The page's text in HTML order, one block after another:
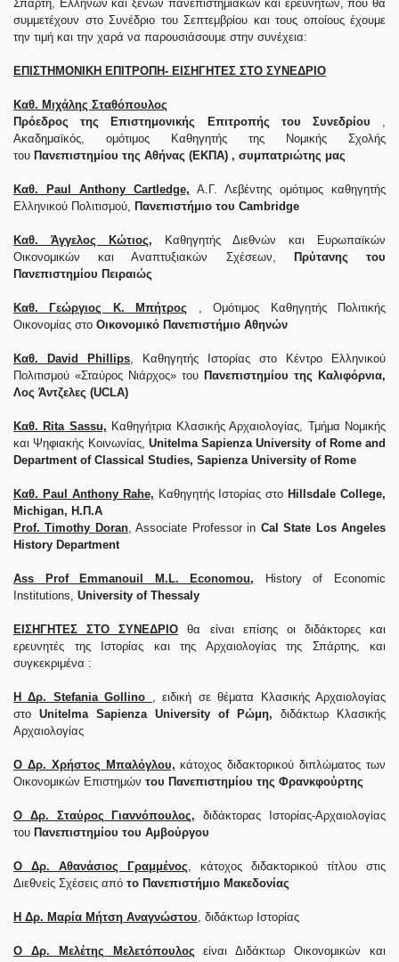
Σπάρτη, Ελλήνων και ξένων πανεπιστημιακών και ερευνητών, που θα
συμμετέχουν στο Συνέδριο του Σεπτεμβρίου και τους οποίους έχουμε
την τιμή και την χαρά να παρουσιάσουμε στην συνέχεια:
ΕΠΙΣΤΗΜΟΝΙΚΗ ΕΠΙΤΡΟΠΗ- ΕΙΣΗΓΗΤΕΣ ΣΤΟ ΣΥΝΕΔΡΙΟ
Καθ. Μιχάλης Σταθόπουλος
Πρόεδρος της Επιστημονικής Επιτροπής του Συνεδρίου ,
Ακαδημαϊκός, ομότιμος Καθηγητής της Νομικής Σχολής
του Πανεπιστημίου της Αθήνας (ΕΚΠΑ) , συμπατριώτης μας
Καθ. Paul Anthony Cartledge, Α.Γ. Λεβέντης ομότιμος καθηγητής
Ελληνικού Πολιτισμού, Πανεπιστήμιο του Cambridge
Καθ. Άγγελος Κώτιος, Καθηγητής Διεθνών και Ευρωπαϊκών
Οικονομικών και Αναπτυξιακών Σχέσεων,
Πρύτανης του
Πανεπιστημίου Πειραιώς
Καθ. Γεώργιος Κ. Μπήτρος , Ομότιμος Καθηγητής Πολιτικής
Οικονομίας στο Οικονομικό Πανεπιστήμιο Αθηνών
Καθ. David Phillips, Καθηγητής Ιστορίας στο Κέντρο Ελληνικού
Πολιτισμού «Σταύρος Νιάρχος» του Πανεπιστημίου της Καλιφόρνια,
Λος Άντζελες (UCLA)
Καθ. Rita Sassu, Καθηγήτρια Κλασικής Αρχαιολογίας, Τμήμα Νομικής
και Ψηφιακής Κοινωνίας, Unitelma Sapienza University of Rome and
Department of Classical Studies, Sapienza University of Rome
Καθ. Paul Anthony Rahe, Καθηγητής Ιστορίας στο Hillsdale College,
Michigan, Η.Π.Α
Prof. Timothy Doran, Associate Professor in Cal State Los Angeles
History Department
Ass Prof Emmanouil M.L. Economou, History of Economic
Institutions, University of Thessaly
ΕΙΣΗΓΗΤΕΣ ΣΤΟ ΣΥΝΕΔΡΙΟ θα είναι επίσης οι διδάκτορες και
ερευνητές της Ιστορίας και της Αρχαιολογίας της Σπάρτης, και
συγκεκριμένα :
Η Δρ. Stefania Gollino , ειδική σε θέματα Κλασικής Αρχαιολογίας
στο Unitelma Sapienza University of Ρώμη, διδάκτωρ Κλασικής
Αρχαιολογίας
Ο Δρ. Χρήστος Μπαλόγλου, κάτοχος διδακτορικού διπλώματος των
Οικονομικών Επιστημών του Πανεπιστημίου της Φρανκφούρτης
Ο Δρ. Σταύρος Γιαννόπουλος,
διδάκτορας Ιστορίας-Αρχαιολογίας
του Πανεπιστημίου του Αμβούργου
Ο Δρ. Αθανάσιος Γραμμένος, κάτοχος διδακτορικού τίτλου στις
Διεθνείς Σχέσεις από το Πανεπιστήμιο Μακεδονίας
Η Δρ. Μαρία Μήτση Αναγνώστου, διδάκτωρ Ιστορίας
Ο Δρ. Μελέτης Μελετόπουλος είναι Διδάκτωρ Οικονομικών και